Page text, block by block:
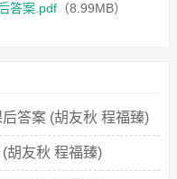
答案.pdf （8.99MB）
答案 (胡友秋 程福臻)
胡友秋 程福臻)